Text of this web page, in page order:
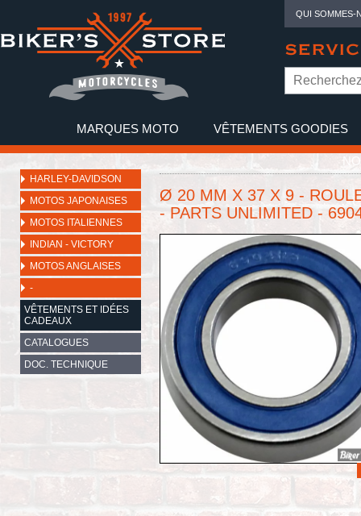
QUI SOMMES-
MARQUES MOTO VÊTEMENTS GOODIES
HARLEY-DAVIDSON
MOTOS JAPONAISES
MOTOS ITALIENNES
INDIAN - VICTORY
MOTOS ANGLAISES
-
VÊTEMENTS ET IDÉES
CADEAUX
CATALOGUES
DOC. TECHNIQUE
Ø 20 MM X 37 X 9 -
- PARTS UNLIMITED -